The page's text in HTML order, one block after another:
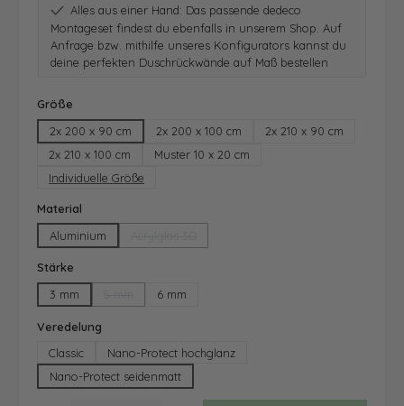
Alles aus einer Hand: Das passende dedeco
Montageset findest du ebenfalls in unserem Shop. Auf
Anfrage bzw. mithilfe unseres Konfigurators kannst du
deine perfekten Duschrückwände auf Maß bestellen
Größe
2x 200 x 90 cm
2x 200 x 100 cm
2x 210 x 90 cm
2x 210 x 100 cm
Muster 10 x 20 cm
Individuelle Größe
Material
Aluminium
Stärke
3 mm
(Diese Option ist zurzeit nicht verfügbar.)
6 mm
Veredelung
Classic
Nano-Protect hochglanz
Nano-Protect seidenmatt